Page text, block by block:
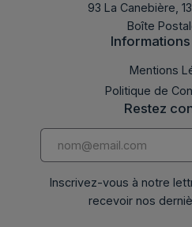
93 La Canebière,
Boîte
Mentions
Politique de
Restez
Inscrivez-vous à notre
recevoir nos